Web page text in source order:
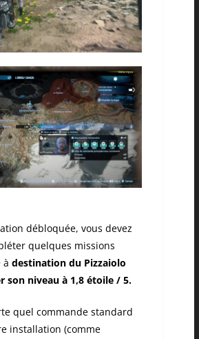
débloquée, vous devez
quelques missions
à destination du Pizzaiolo
son niveau à 1,8 étoile / 5.
quel commande standard
installation (comme